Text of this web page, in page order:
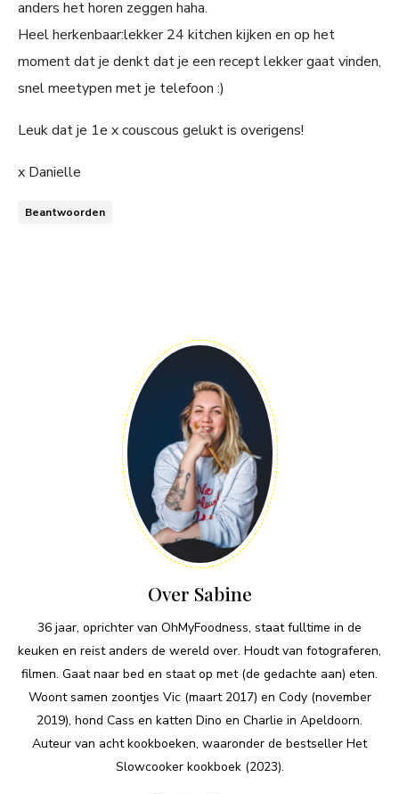
anders het horen zeggen haha.
Heel herkenbaar:lekker 24 kitchen kijken en op het
moment dat je denkt dat je een recept lekker gaat vinden,
snel meetypen met je telefoon :)
Leuk dat je 1e x couscous gelukt is overigens!
x Danielle
Beantwoorden
Over Sabine
36 jaar, oprichter van OhMyFoodness, staat fulltime in de
keuken en reist anders de wereld over. Houdt van fotograferen,
filmen. Gaat naar bed en staat op met (de gedachte aan) eten.
Woont samen zoontjes Vic (maart 2017) en Cody (november
2019), hond Cass en katten Dino en Charlie in Apeldoorn.
Auteur van acht kookboeken, waaronder de bestseller Het
Slowcooker kookboek (2023).